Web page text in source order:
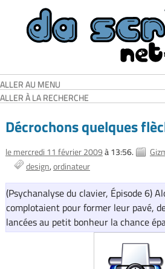
ALLER AU MENU
ALLER À LA RECHERCHE
Décrochons quelques
le mercredi 11 février 2009à 13:56.
design ordinateur
(Psychanalyse du clavier, Épisode 6)
complotaient pour former leur pavé,
lancées au petit bonheur la chance